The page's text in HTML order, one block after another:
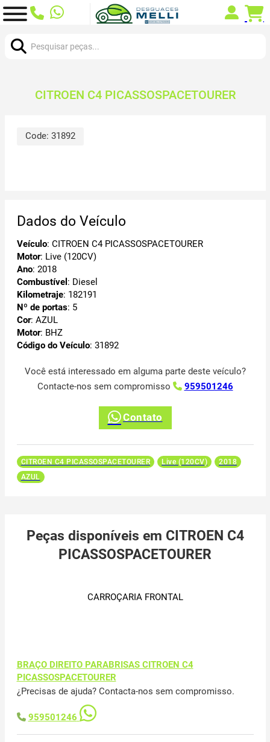
CITROEN C4 PICASSOSPACETOURER
Code: 31892
Dados do Veículo
Veículo: CITROEN C4 PICASSOSPACETOURER
Motor: Live (120CV)
Ano: 2018
Combustível : Diesel
Kilometraje: 182191
Nº de portas: 5
Cor: AZUL
Motor: BHZ
Código do Veículo: 31892
Você está interessado em alguma parte deste veículo?
Contacte-nos sem compromisso
959501246
Contato
CITROEN C4 PICASSOSPACETOURER Live (120CV)
2018
AZUL
Peças disponíveis em CITROEN C4
PICASSOSPACETOURER
CARROÇARIA FRONTAL
BRAÇO DIREITO PARABRISAS CITROEN C4
PICASSOSPACETOURER
¿Precisas de ajuda? Contacta-nos sem compromisso.
959501246